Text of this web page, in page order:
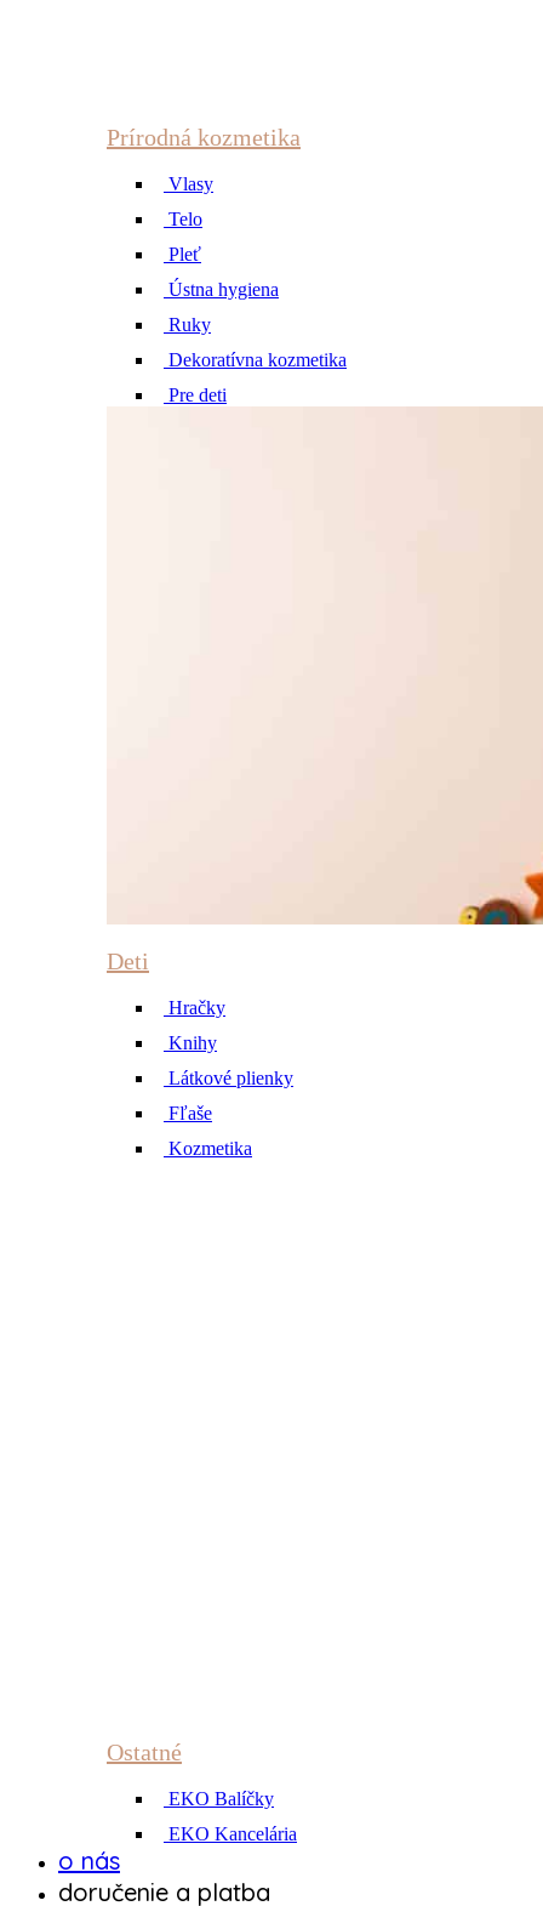
Prírodná kozmetika
Vlasy
Telo
Pleť
Ústna hygiena
Ruky
Dekoratívna kozmetika
Pre deti
Deti
Hračky
Knihy
Látkové plienky
Fľaše
Kozmetika
Ostatné
EKO Balíčky
EKO Kancelária
o nás
doručenie a platba